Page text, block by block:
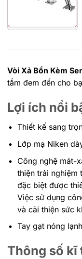
Vòi Xả Bồn Kèm
tắm đem đến cho
Lợi ích nổi
Thiết kế sang
Lớp mạ Niken
Công nghệ mát-
thiện trải nghiệm
đặc biệt được
Việc sử dụng
và cải thiện sức
Tay gạt nóng
Thông số kĩ